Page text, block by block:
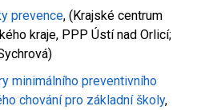
prevence, (Krajské centrum
kraje, PPP Ústí nad Orlicí;
minimálního preventivního
chování pro základní školy,